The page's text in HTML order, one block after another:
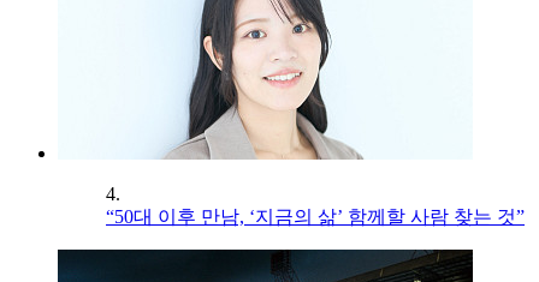
4.
“50대 이후 만남, ‘지금의 삶’ 함께할 사람 찾는 것”